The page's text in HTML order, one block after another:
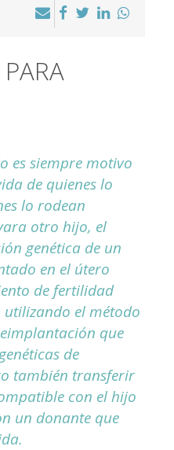
es siempre motivo
de quienes lo
lo rodean
otro hijo, el
genética de un
en el útero
de fertilidad
utilizando el método
que
de
también transferir
con el hijo
un donante que